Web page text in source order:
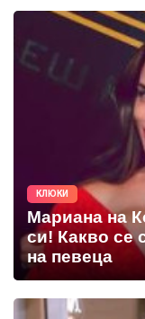
КЛЮКИ
Мариана на
си! Какво се
на певеца